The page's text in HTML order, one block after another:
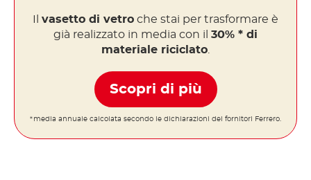
vasetto di vetro che stai per trasformare è
già realizzato in media con il 30% * di
materiale riciclato.
Scopri di più
*media annuale calcolata secondo le dichiarazioni dei fornitori Ferrero.